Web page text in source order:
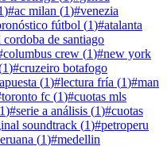
)#ac milan (1)#venezia
fútbol (1)#atalanta
cordoba de santiago
columbus crew (1)#new york
1)#cruzeiro botafogo
(1)#lectura fría (1)#man
toronto fc (1)#cuotas mls
1)#serie a análisis (1)#cuotas
soundtrack (1)#petroperu
(1)#medellin